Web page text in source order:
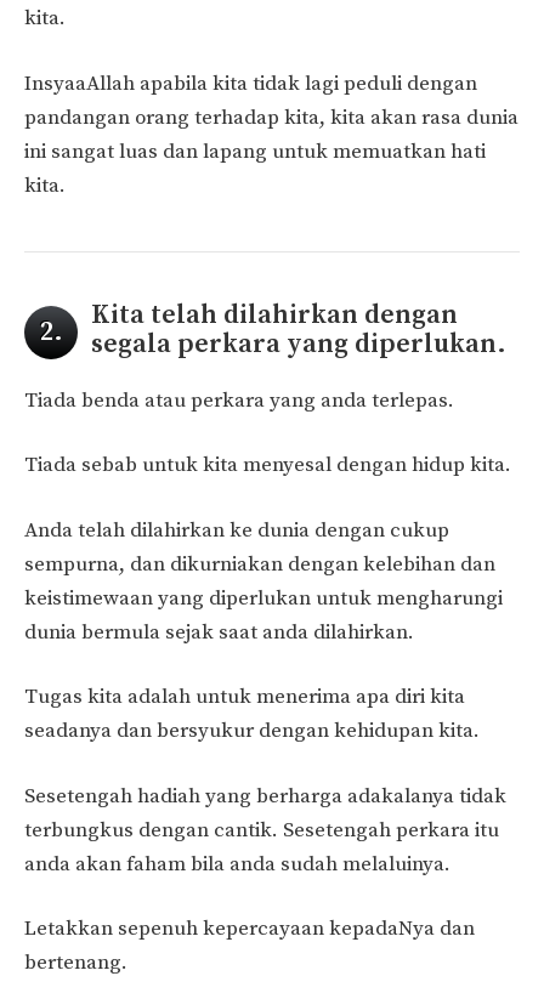
kita.
InsyaaAllah apabila kita tidak lagi peduli dengan
pandangan orang terhadap kita, kita akan rasa dunia
ini sangat luas dan lapang untuk memuatkan hati
kita.
2.
Kita telah dilahirkan dengan
segala perkara yang diperlukan.
Tiada benda atau perkara yang anda terlepas.
Tiada sebab untuk kita menyesal dengan hidup kita.
Anda telah dilahirkan ke dunia dengan cukup
sempurna, dan dikurniakan dengan kelebihan dan
keistimewaan yang diperlukan untuk mengharungi
dunia bermula sejak saat anda dilahirkan.
Tugas kita adalah untuk menerima apa diri kita
seadanya dan bersyukur dengan kehidupan kita.
Sesetengah hadiah yang berharga adakalanya tidak
terbungkus dengan cantik. Sesetengah perkara itu
anda akan faham bila anda sudah melaluinya.
Letakkan sepenuh kepercayaan kepadaNya dan
bertenang.